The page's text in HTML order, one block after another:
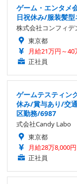
ゲーム・エンタメ
日祝休み/服装髪
株式会社コンフィ
東京都
月給21万円～40
正社員
ゲームテスティン
休み/賞与あり/交
区勤務/6987
式会社Candy Labo
東京都
月給28万8,000
正社員